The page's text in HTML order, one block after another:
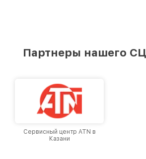
Партнеры нашего
Сервисный центр ATN в
Казани